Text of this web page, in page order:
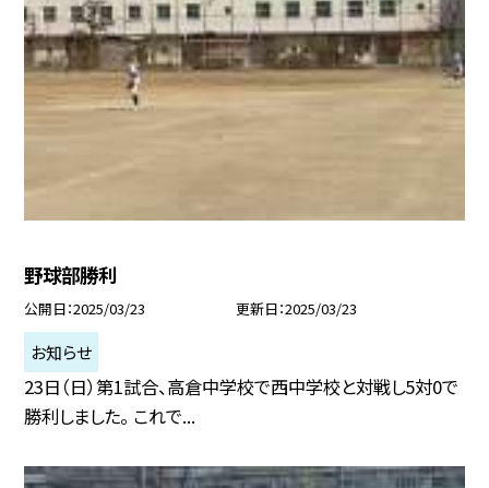
野球部勝利
公開日 2025/03/23 更新日 2025/03/23
お知らせ
23日（日）第1試合、高倉中学校で西中学校と対戦し5対0で
勝利しました。 これで...